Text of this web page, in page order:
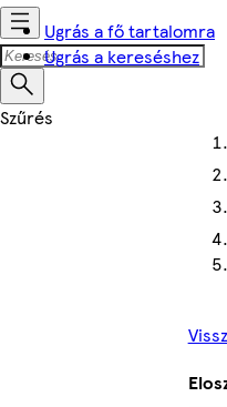
Ugrás a fő tartalomra
Ugrás a kereséshez